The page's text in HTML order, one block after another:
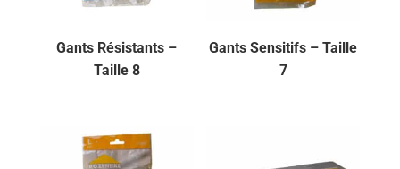
Gants Résistants –
Taille 8
Gants Sensitifs – Taille
7